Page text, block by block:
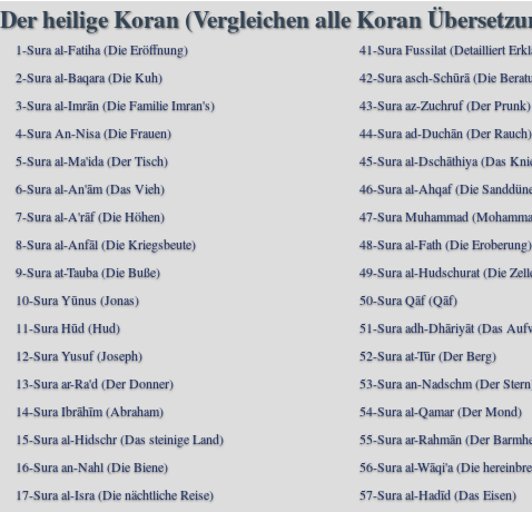
Der heilige Koran (Vergleichen alle Koran
1-Sura al-Fatiha (Die Eröffnung)
2-Sura al-Baqara (Die Kuh)
3-Sura al-Imrān (Die Familie Imran's)
4-Sura An-Nisa (Die Frauen)
5-Sura al-Ma'ida (Der Tisch)
6-Sura al-An'ām (Das Vieh)
7-Sura al-A'rāf (Die Höhen)
8-Sura al-Anfāl (Die Kriegsbeute)
9-Sura at-Tauba (Die Buße)
10-Sura Yūnus (Jonas)
11-Sura Hūd (Hud)
12-Sura Yusuf (Joseph)
13-Sura ar-Ra'd (Der Donner)
14-Sura Ibrāhīm (Abraham)
15-Sura al-Hidschr (Das steinige Land)
16-Sura an-Nahl (Die Biene)
17-Sura al-Isra (Die nächtliche Reise)
41-Sura Fussilat (Detailliert
42-Sura asch-Schūrā (Die
43-Sura az-Zuchruf (Der Prunk)
44-Sura ad-Duchān (Der Rauch)
45-Sura al-Dschāthiya (Das
46-Sura al-Ahqaf (Die
47-Sura Muhammad
48-Sura al-Fath (Die Eroberung)
49-Sura al-Hudschurat (Die
50-Sura Qāf (Qāf)
51-Sura adh-Dhāriyāt (Das
52-Sura at-Tūr (Der Berg)
53-Sura an-Nadschm (Der
54-Sura al-Qamar (Der Mond)
55-Sura ar-Rahmān (Der
56-Sura al-Wāqi'a (Die
57-Sura al-Hadīd (Das Eisen)